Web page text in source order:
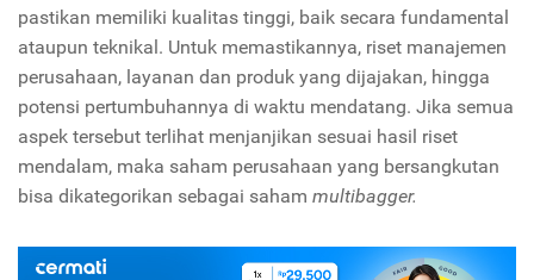
pastikan memiliki kualitas tinggi, baik secara fundamental
ataupun teknikal. Untuk memastikannya, riset manajemen
perusahaan, layanan dan produk yang dijajakan, hingga
potensi pertumbuhannya di waktu mendatang. Jika semua
aspek tersebut terlihat menjanjikan sesuai hasil riset
mendalam, maka saham perusahaan yang bersangkutan
bisa dikategorikan sebagai saham multibagger.